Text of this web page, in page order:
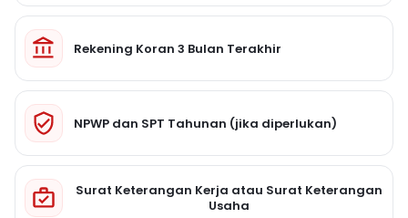
Rekening Koran 3 Bulan Terakhir
NPWP dan SPT Tahunan (jika diperlukan)
Surat Keterangan Kerja atau Surat Keterangan
Usaha